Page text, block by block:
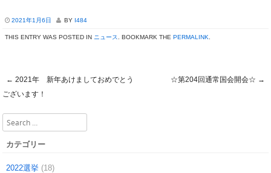
2021年1月6日 BY I484
THIS ENTRY WAS POSTED IN ニュース. BOOKMARK THE PERMALINK.
Post navigation
← 2021年 新年あけましておめでとう
ございます！
☆第204回通常国会開会☆ →
Search
カテゴリー
2022選挙 (18)